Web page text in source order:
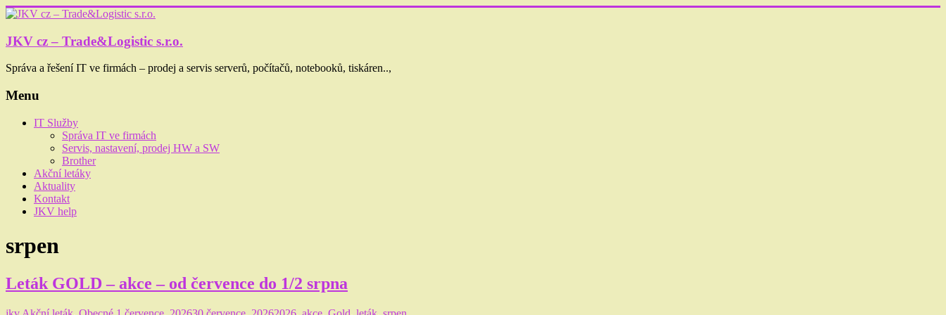
Skip
content
JKV cz – Trade&Logistic s.r.o.
Správa a řešení IT ve firmách – prodej a servis serverů, počítačů, notebooků, tiskáren..,
Menu
IT Služby
Správa IT ve firmách
Servis, nastavení, prodej HW a SW
Brother
Akční letáky
Aktuality
Kontakt
JKV help
srpen
Leták GOLD – akce – od července do 1/2 srpna